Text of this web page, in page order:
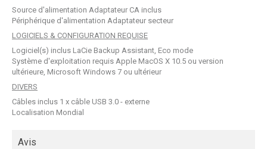
Source d'alimentation Adaptateur CA inclus
Périphérique d'alimentation Adaptateur secteur
LOGICIELS & CONFIGURATION REQUISE
Logiciel(s) inclus LaCie Backup Assistant, Eco mode
Système d'exploitation requis Apple MacOS X 10.5 ou version
ultérieure, Microsoft Windows 7 ou ultérieur
DIVERS
Câbles inclus 1 x câble USB 3.0 - externe
Localisation Mondial
Avis